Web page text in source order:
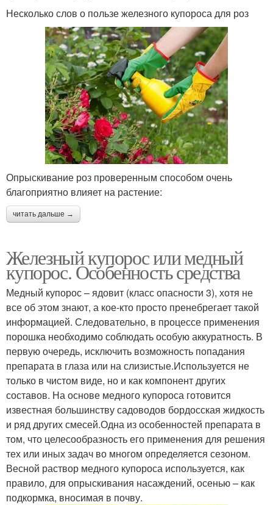
Несколько слов о пользе железного купороса для роз
Опрыскивание роз проверенным способом очень
благоприятно влияет на растение:
читать дальше →
Железный купорос или медный
купорос. Особенность средства
Медный купорос – ядовит (класс опасности 3), хотя не
все об этом знают, а кое-кто просто пренебрегает такой
информацией. Следовательно, в процессе применения
порошка необходимо соблюдать особую аккуратность. В
первую очередь, исключить возможность попадания
препарата в глаза или на слизистые.Используется не
только в чистом виде, но и как компонент других
составов. На основе медного купороса готовится
известная большинству садоводов бордосская жидкость
и ряд других смесей.Одна из особенностей препарата в
том, что целесообразность его применения для решения
тех или иных задач во многом определяется сезоном.
Весной раствор медного купороса используется, как
правило, для опрыскивания насаждений, осенью – как
подкормка, вносимая в почву.